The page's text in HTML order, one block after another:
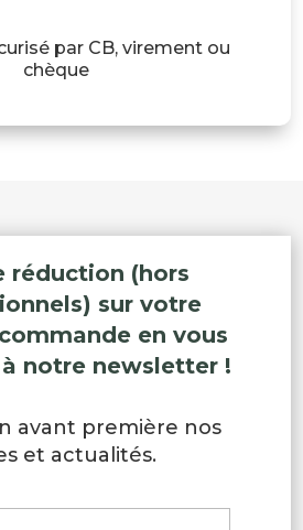
par CB, virement ou
chèque
réduction (hors
sur votre
en vous
notre newsletter !
avant première nos
et actualités.